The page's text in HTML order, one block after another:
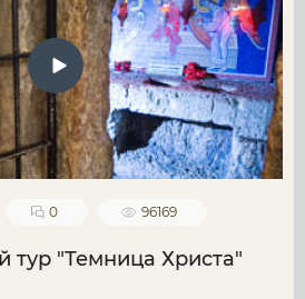
0 96169
тур "Темница Христа"